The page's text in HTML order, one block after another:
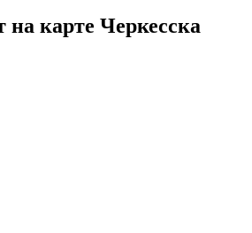
карте Черкесска